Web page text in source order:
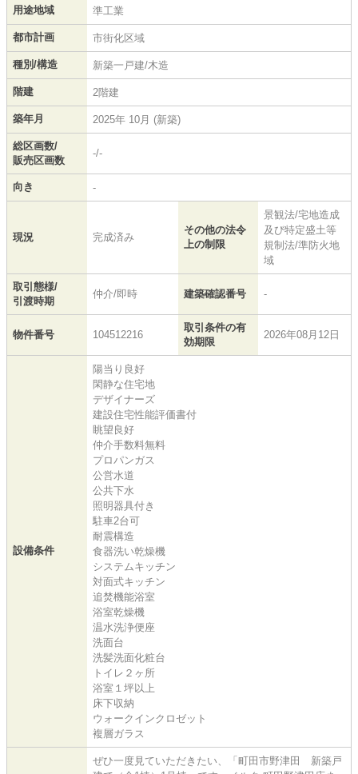
用途地域 準工業
都市計画 市街化区域
種別/構造 新築一戸建/木造
階建 2階建
築年月 2025年 10月 (新築)
総区画数/
販売区画数
-/-
向き -
現況 完成済み
その他の法令
上の制限
景観法/宅地造成
及び特定盛土等
規制法/準防火地
域
取引態様/
引渡時期
仲介/即時 建築確認番号 -
物件番号 104512216
取引条件の有
効期限
2026年08月12日
設備条件
陽当り良好
閑静な住宅地
デザイナーズ
建設住宅性能評価書付
眺望良好
仲介手数料無料
プロパンガス
公営水道
公共下水
照明器具付き
駐車2台可
耐震構造
食器洗い乾燥機
システムキッチン
対面式キッチン
追焚機能浴室
浴室乾燥機
温水洗浄便座
洗面台
洗髪洗面化粧台
トイレ２ヶ所
浴室１坪以上
床下収納
ウォークインクロゼット
複層ガラス
ぜひ一度見ていただきたい、「町田市野津田 新築戸